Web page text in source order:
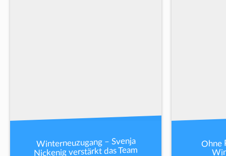
Winterneuzugang – Svenja
Nickenig verstärkt das Team
Ohne